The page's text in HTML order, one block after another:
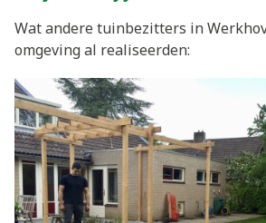
Wat andere tuinbezitters in
omgeving al realiseerden: